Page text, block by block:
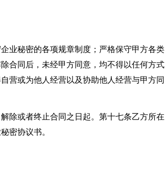
业秘密的各项规章制度；严格保守甲方各类
合同后，未经甲方同意，均不得以任何方式
营或为他人经营以及协助他人经营与甲方同
除或者终止合同之日起。第十七条乙方所在
密协议书。